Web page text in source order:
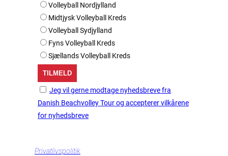
Volleyball Nordjylland
Midtjysk Volleyball Kreds
Volleyball Sydjylland
Fyns Volleyball Kreds
Sjællands Volleyball Kreds
Jeg vil gerne modtage nyhedsbreve fra
Danish Beachvolley Tour og accepterer vilkårene
for nyhedsbreve
Privatlivspolitik